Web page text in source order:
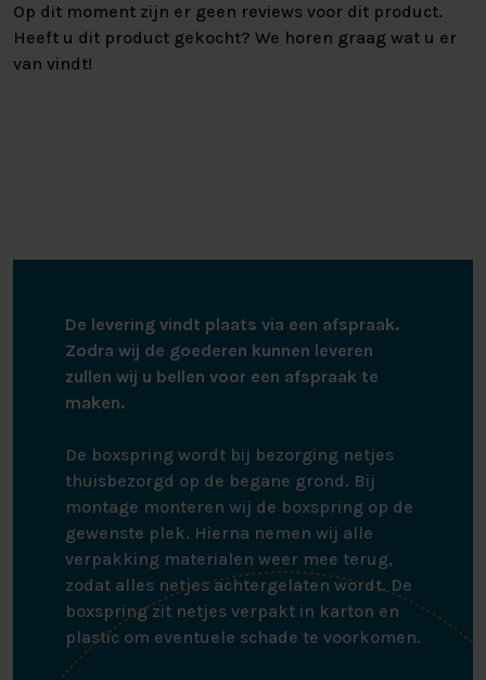
Op dit moment zijn er geen reviews voor dit product.
Heeft u dit product gekocht? We horen graag wat u er
van vindt!
De levering vindt plaats via een afspraak.
Zodra wij de goederen kunnen leveren
zullen wij u bellen voor een afspraak te
maken.
De boxspring wordt bij bezorging netjes
thuisbezorgd op de begane grond. Bij
montage monteren wij de boxspring op de
gewenste plek. Hierna nemen wij alle
verpakking materialen weer mee terug,
zodat alles netjes achtergelaten wordt. De
boxspring zit netjes verpakt in karton en
plastic om eventuele schade te voorkomen.